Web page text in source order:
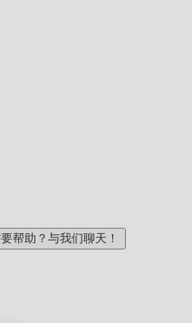
帮助？与我们聊天！